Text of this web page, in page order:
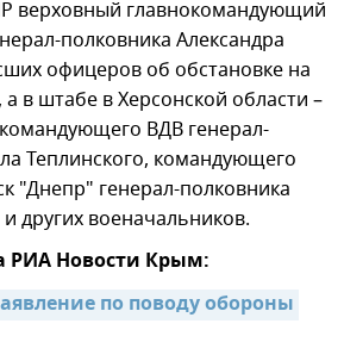
верховный главнокомандующий
полковника Александра
офицеров об обстановке на
в штабе в Херсонской области –
ВДВ генерал-
Теплинского, командующего
"Днепр" генерал-полковника
других военачальников.
РИА Новости Крым:
по поводу обороны